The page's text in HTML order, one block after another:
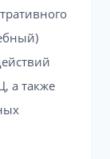
а также